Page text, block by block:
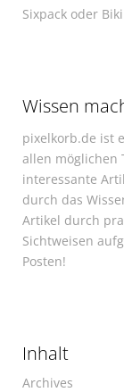
Sixpack oder
Wissen
pixelkorb.de ist
allen möglichen
interessante
durch das
Artikel durch
Sichtweisen
Posten!
Inhalt
Archives